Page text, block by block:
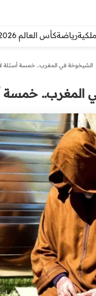
رياضةكأس العالم 2026
الشيخوخة في المغرب.. خمسة أسئلة
المغرب.. خمسة